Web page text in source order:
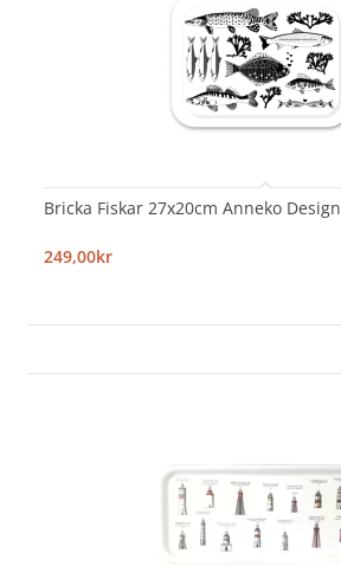
Bricka Fiskar 27x20cm Anneko Design
249,00kr